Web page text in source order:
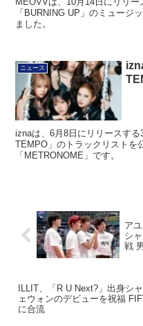
「BURNING UP」のミュージ
ました。
ニュース
iznaは、6月8日にリリースす
TEMPO」のトラックリストを
「METRONOME」です。
ア
シ
戦
ILLIT、「R U Next?」出身シ
ェウォンのデビューを祝福
に合流